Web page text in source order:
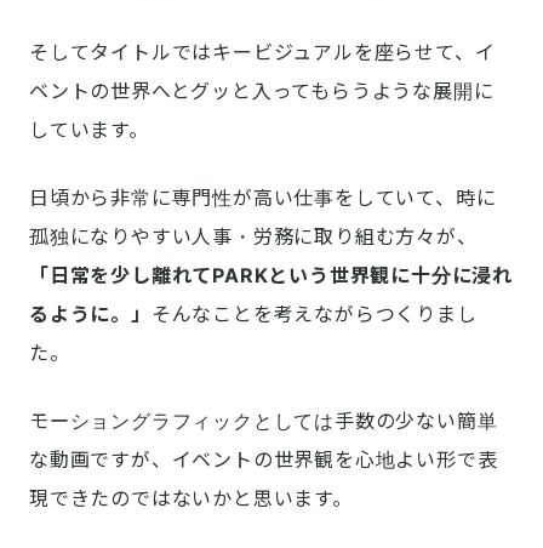
そしてタイトルではキービジュアルを座らせて、イ
ベントの世界へとグッと入ってもらうような展開に
しています。
日頃から非常に専門性が高い仕事をしていて、時に
孤独になりやすい人事・労務に取り組む方々が、
「日常を少し離れてPARKという世界観に十分に浸れ
るように。」
そんなことを考えながらつくりまし
た。
モーショングラフィックとしては手数の少ない簡単
な動画ですが、イベントの世界観を心地よい形で表
現できたのではないかと思います。